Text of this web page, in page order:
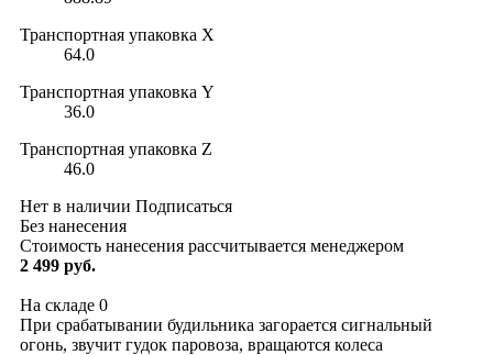
Транспортная упаковка X
64.0
Транспортная упаковка Y
36.0
Транспортная упаковка Z
46.0
Нет в наличии Подписаться
Без нанесения
Стоимость нанесения рассчитывается менеджером
2 499 руб.
На складе 0
При срабатывании будильника загорается сигнальный
огонь, звучит гудок паровоза, вращаются колеса